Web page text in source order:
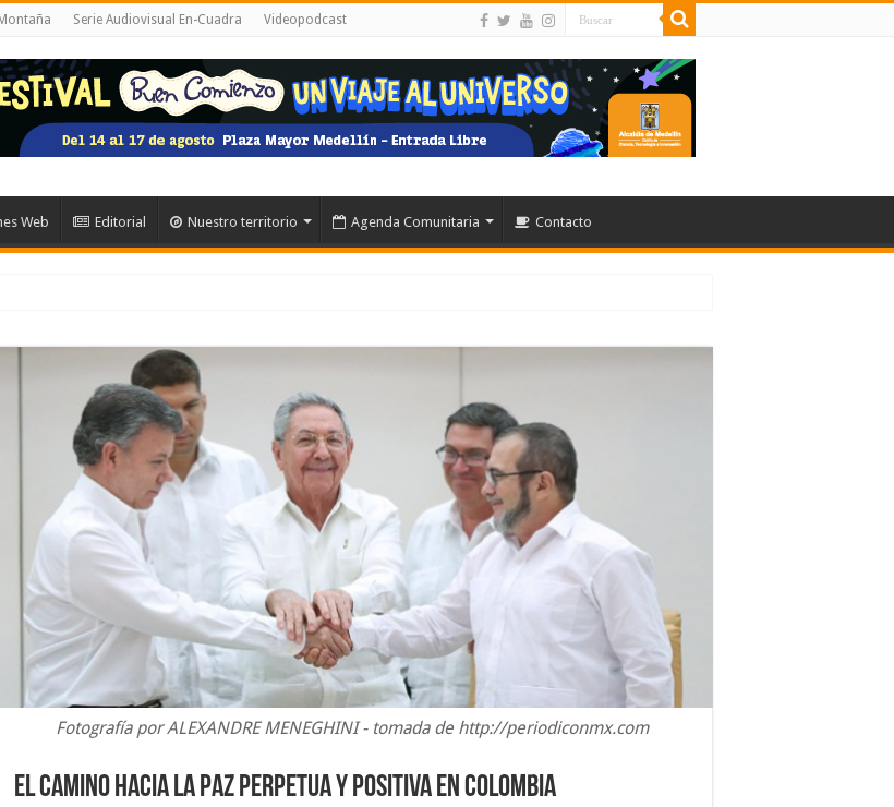
Serie Audiovisual En-Cuadra Videopodcast
Web Editorial Nuestro territorio Agenda Comunitaria Contacto
Fotografía por ALEXANDRE MENEGHINI - tomada de http://periodiconmx.com
El camino hacia la paz perpetua y positiva en Colombia